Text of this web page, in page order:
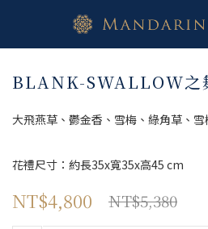
BLANK-SWALLOW之
大飛燕草、鬱金香、雪梅、綠角草、
花禮尺寸：約長35x寬35x高45 cm
NT$4,800 NT$5,380